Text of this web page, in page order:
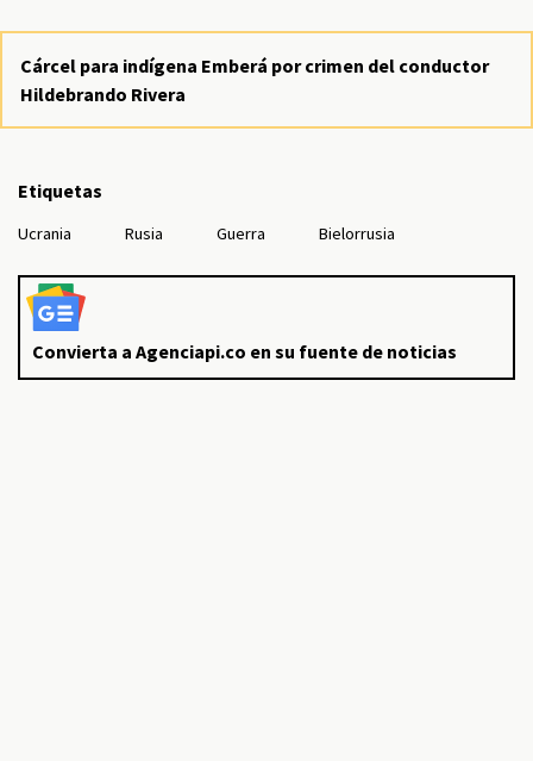
Cárcel para indígena Emberá por crimen del conductor
Hildebrando Rivera
Etiquetas
Ucrania Rusia Guerra Bielorrusia
Convierta a Agenciapi.co en su fuente de noticias